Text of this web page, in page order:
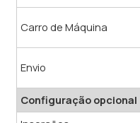
Carro de Máquina
Envio
Configuração opcional